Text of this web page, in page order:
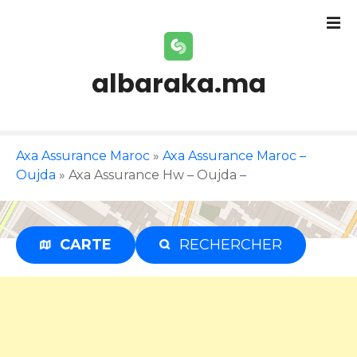
e
n
t
albaraka.ma
Axa Assurance Maroc » Axa Assurance Maroc –
Oujda » Axa Assurance Hw – Oujda –
CARTE RECHERCHER
Publicité